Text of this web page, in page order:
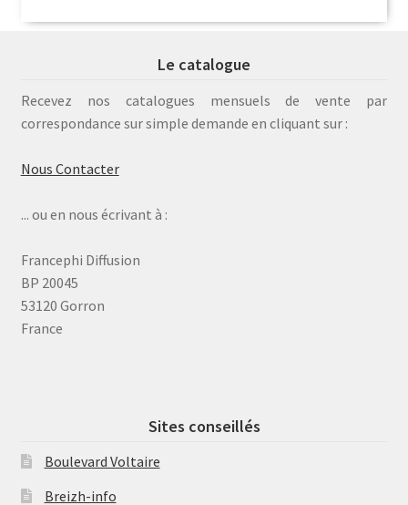
Le catalogue
Recevez nos catalogues mensuels de vente par
correspondance sur simple demande en cliquant sur :
Nous Contacter
... ou en nous écrivant à :
Francephi Diffusion
BP 20045
53120 Gorron
France
Sites conseillés
Boulevard Voltaire
Breizh-info